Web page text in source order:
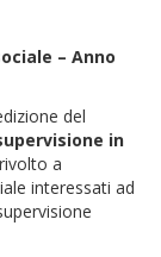
– Anno
del
in
a
interessati ad